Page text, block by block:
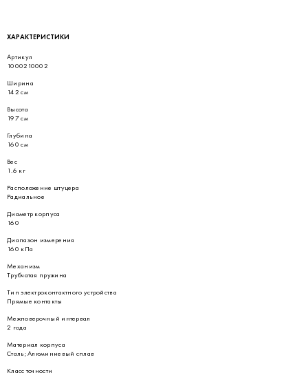
ХАРАКТЕРИСТИКИ
Артикул
1000210002
Ширина
142 см
Высота
197 см
Глубина
160 см
Вес
1.6 кг
Расположение штуцера
Радиальное
Диаметр корпуса
160
Диапазон измерения
160 кПа
Механизм
Трубчатая пружина
Тип электроконтактного устройства
Прямые контакты
Межповерочный интервал
2 года
Материал корпуса
Сталь; Алюминиевый сплав
Класс точности